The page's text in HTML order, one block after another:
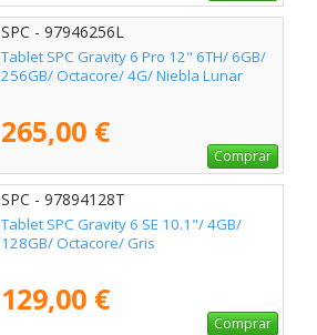
SPC - 97946256L
Tablet SPC Gravity 6 Pro 12" 6TH/ 6GB/
256GB/ Octacore/ 4G/ Niebla Lunar
265,00 €
Comprar
SPC - 97894128T
Tablet SPC Gravity 6 SE 10.1"/ 4GB/
128GB/ Octacore/ Gris
129,00 €
Comprar